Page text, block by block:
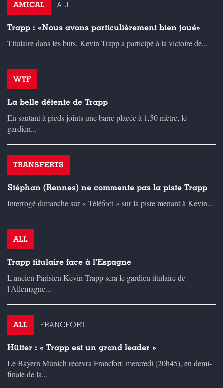
AMICAL ALL
Trapp : «Nous avons particulièrement bien joué»
Titulaire dans les buts, Kevin Trapp a participé à la victoire de...
WTF
La belle détente de Trapp
En sautant à pieds joints une barre placée à 1,50 mètre, le
gardien...
TRANSFERTS
Stéphan (Rennes) ne commente pas la piste Trapp
Interrogé dimanche sur « Téléfoot » sur la piste menant à Kevin...
ALL
Trapp titulaire face à l'Espagne
L'ancien Parisien Kevin Trapp sera le gardien titulaire de
l'Allemagne...
ALL FRANCFORT
Hütter : « Trapp est un grand leader »
Le Bayern Munich recevra Francfort, mercredi (20h45), en demi-
finale de la...